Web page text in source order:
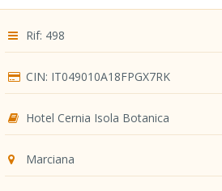
Rif: 498
CIN: IT049010A18FPGX7RK
Hotel Cernia Isola Botanica
Marciana